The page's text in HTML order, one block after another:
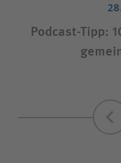
Podcast-Tipp: